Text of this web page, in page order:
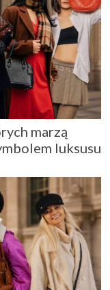
marzą
luksusu